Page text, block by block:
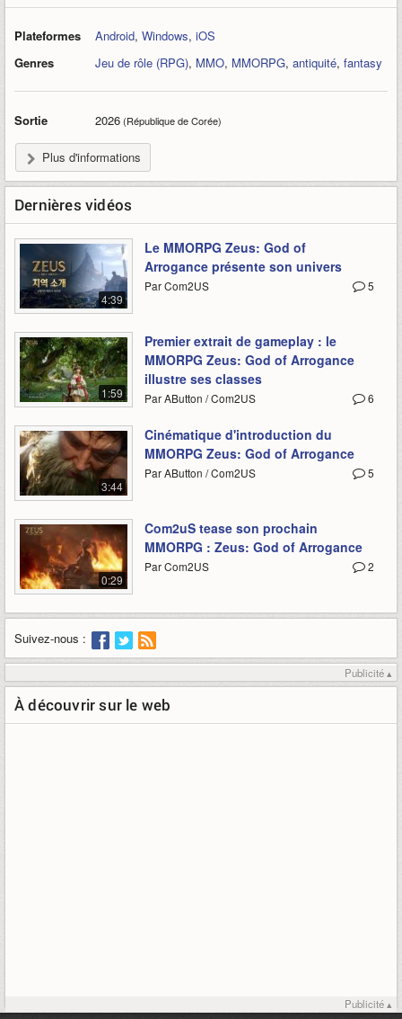
Plateformes Android, Windows, iOS
Genres
Jeu de rôle (RPG), MMO, MMORPG, antiquité, fantasy
Sortie 2026(République de Corée)
Plus d'informations
Dernières vidéos
4:39
Le MMORPG Zeus: God of
Arrogance présente son univers
5
Par Com2US
1:59
Premier extrait de gameplay : le
MMORPG Zeus: God of Arrogance
illustre ses classes
6
Par AButton / Com2US
3:44
Cinématique d'introduction du
MMORPG Zeus: God of Arrogance
5
Par AButton / Com2US
0:29
Com2uS tease son prochain
MMORPG : Zeus: God of Arrogance
2
Par Com2US
Suivez-nous :
Publicité ▴
À découvrir sur le web
Publicité ▴